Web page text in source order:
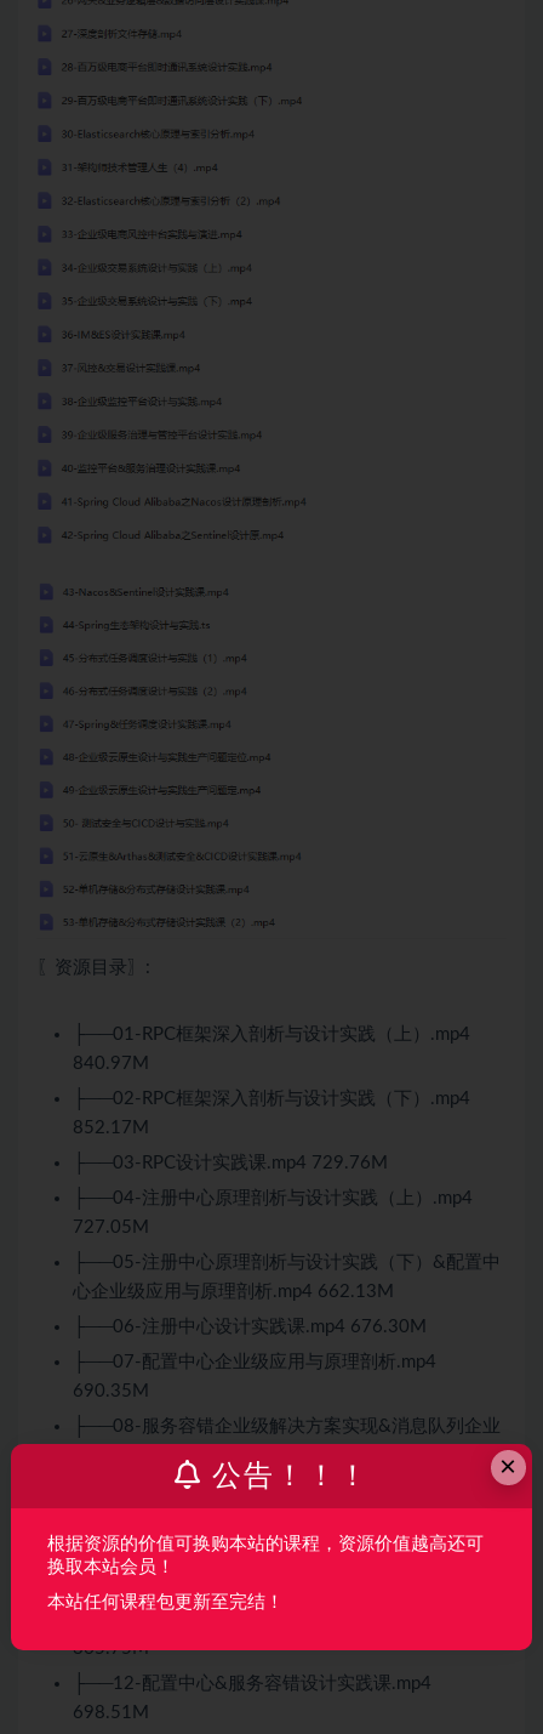
〖资源目录〗:
├──01-RPC框架深入剖析与设计实践（上）.mp4
840.97M
├──02-RPC框架深入剖析与设计实践（下）.mp4
852.17M
├──03-RPC设计实践课.mp4 729.76M
├──04-注册中心原理剖析与设计实践（上）.mp4
727.05M
├──05-注册中心原理剖析与设计实践（下）&配置中
心企业级应用与原理剖析.mp4 662.13M
├──06-注册中心设计实践课.mp4 676.30M
├──07-配置中心企业级应用与原理剖析.mp4
690.35M
├──08-服务容错企业级解决方案实现&消息队列企业
级应用及原理剖析（上）.mp4 437.48M
├──09-消息队列企业级应用及原理剖析（下）.mp4
├──10-分布式架构数据存储设计与实践（上）.mp4
365.75M
├──12-配置中心&服务容错设计实践课.mp4
698.51M
×
公告！！！
根据资源的价值可换购本站的课程，资源价值越高还可
换取本站会员！
本站任何课程包更新至完结！